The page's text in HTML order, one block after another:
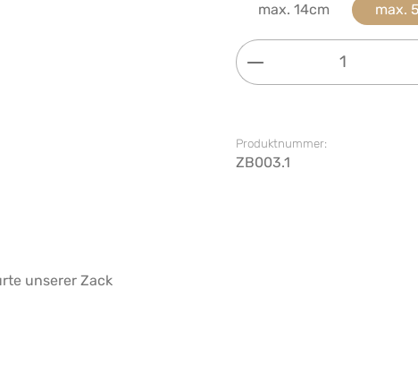
max. 14cm
max.
Produkt Anzahl:
Produktnummer:
ZB003.1